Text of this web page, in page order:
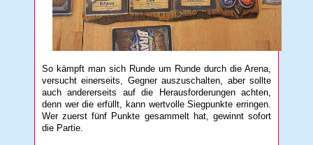
So kämpft man sich Runde um Runde durch die Arena,
versucht einerseits, Gegner auszuschalten, aber sollte
auch andererseits auf die Herausforderungen achten,
denn wer die erfüllt, kann wertvolle Siegpunkte erringen.
Wer zuerst fünf Punkte gesammelt hat, gewinnt sofort
die Partie.